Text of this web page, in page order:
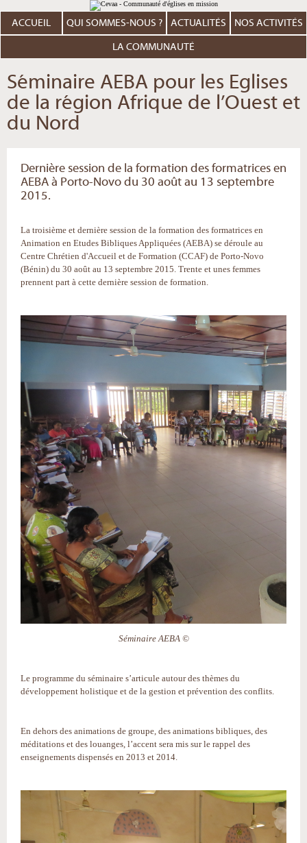
au
contenu.
Aller
personnels
ACCUEIL QUI SOMMES-NOUS ? ACTUALITÉS NOS ACTIVITÉS
LA COMMUNAUTÉ
Séminaire AEBA pour les Eglises
de la région Afrique de l’Ouest et
du Nord
Dernière session de la formation des formatrices en
AEBA à Porto-Novo du 30 août au 13 septembre
2015.
La troisième et dernière session de la formation des formatrices en
Animation en Etudes Bibliques Appliquées (AEBA) se déroule au
Centre Chrétien d'Accueil et de Formation (CCAF) de Porto-Novo
(Bénin) du 30 août au 13 septembre 2015. Trente et unes femmes
prennent part à cette dernière session de formation.
Séminaire AEBA ©
Le programme du séminaire s’articule autour des thèmes du
développement holistique et de la gestion et prévention des conflits.
En dehors des animations de groupe, des animations bibliques, des
méditations et des louanges, l’accent sera mis sur le rappel des
enseignements dispensés en 2013 et 2014.